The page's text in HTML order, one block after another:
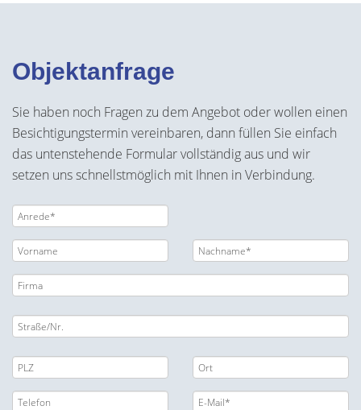
Objektanfrage
Sie haben noch Fragen zu dem Angebot oder wollen einen
Besichtigungstermin vereinbaren, dann füllen Sie einfach
das untenstehende Formular vollständig aus und wir
setzen uns schnellstmöglich mit Ihnen in Verbindung.